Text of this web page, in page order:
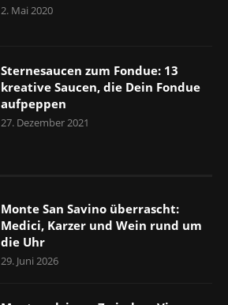
2. Mai 2020
Sternesaucen zum Fondue: 13
kreative Saucen, die Dein Fondue
aufpeppen
27. Dezember 2021
Monte San Savino überrascht:
Medici, Karzer und Wein rund um
die Uhr
29. Juni 2026